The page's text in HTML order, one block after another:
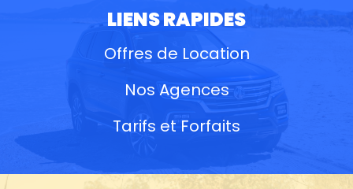
LIENS RAPIDES
Offres de Location
Nos Agences
Tarifs et Forfaits